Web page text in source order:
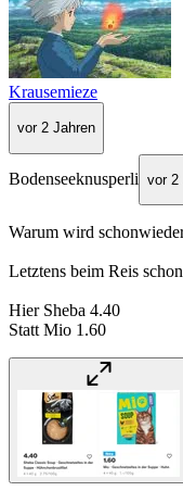
Krausemieze
vor 2 Jahren
Bodenseeknusperli vor 2
Warum wird
Letztens beim Reis
Hier Sheba 4.40
Statt Mio 1.60